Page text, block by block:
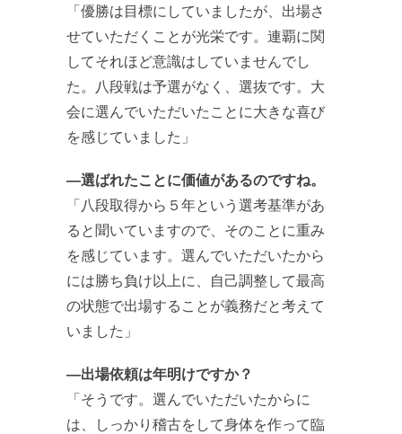
「優勝は目標にしていましたが、出場さ
せていただくことが光栄です。連覇に関
してそれほど意識はしていませんでし
た。八段戦は予選がなく、選抜です。大
会に選んでいただいたことに大きな喜び
を感じていました」
―選ばれたことに価値があるのですね。
「八段取得から５年という選考基準があ
ると聞いていますので、そのことに重み
を感じています。選んでいただいたから
には勝ち負け以上に、自己調整して最高
の状態で出場することが義務だと考えて
いました」
―出場依頼は年明けですか？
「そうです。選んでいただいたからに
は、しっかり稽古をして身体を作って臨